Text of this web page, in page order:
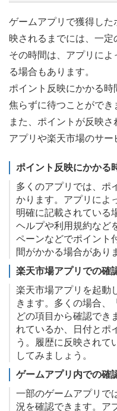
ゲームアプリで獲得した
映されるまでには、一定
その時間は、アプリに
る場合もあります。
ポイント反映にかかる時
焦らずに待つことができ
また、ポイントが反映さ
アプリや楽天市場のサー
ポイント反映にかかる
多くのアプリでは、ポ
かります。アプリによ
明確に記載されている
ヘルプや利用規約など
ペーンなどでポイント
間がかかる場合があり
楽天市場アプリでの確
楽天市場アプリを起動
きます。多くの場合、
どの項目から確認でき
れているか、日付とポ
う。履歴に反映されて
してみましょう。
ゲームアプリ内での確
一部のゲームアプリで
況を確認できます。ア